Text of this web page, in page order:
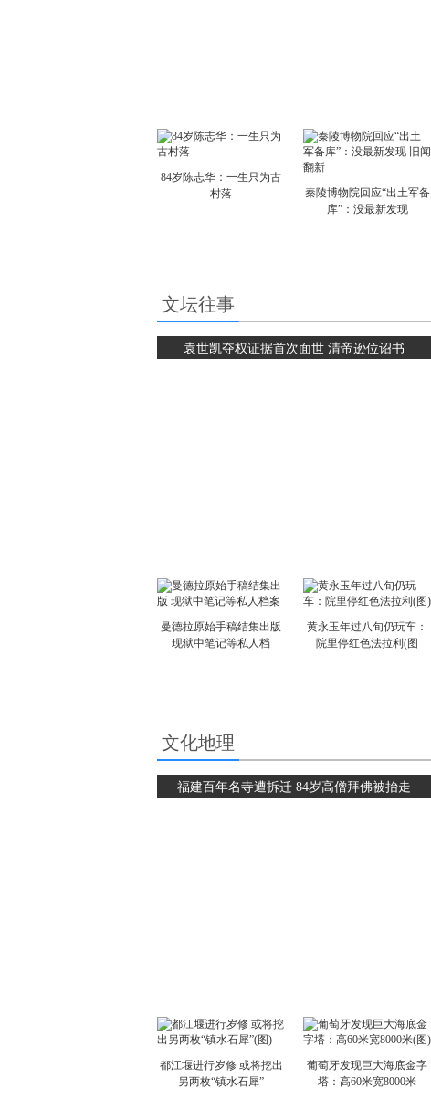
84岁陈志华：一生只为古
村落
秦陵博物院回应“出土军备
库”：没最新发现
文坛往事
袁世凯夺权证据首次面世 清帝逊位诏书
曼德拉原始手稿结集出版
现狱中笔记等私人档
黄永玉年过八旬仍玩车：
院里停红色法拉利(图
文化地理
福建百年名寺遭拆迁 84岁高僧拜佛被抬走
都江堰进行岁修 或将挖出
另两枚“镇水石犀”
葡萄牙发现巨大海底金字
塔：高60米宽8000米